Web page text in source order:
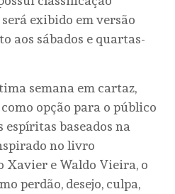
exibido em versão
aos sábados e quartas-
semana em cartaz,
como opção para o público
baseados na
no livro
Xavier e Waldo Vieira, o
perdão, desejo, culpa,